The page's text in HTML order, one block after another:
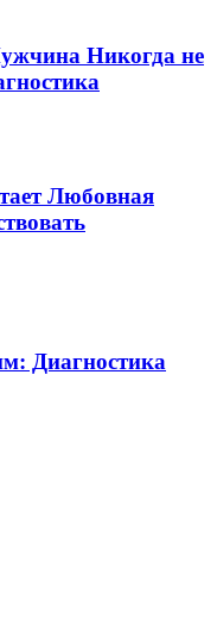
Никогда не
Любовная
Диагностика